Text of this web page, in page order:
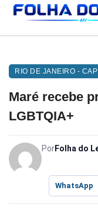
RIO DE JANEIRO -
Maré recebe
LGBTQIA+
PorFolha do
WhatsApp